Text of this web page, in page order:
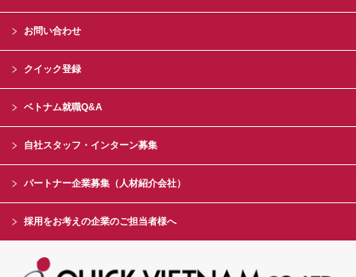
お問い合わせ
クイック登録
ベトナム就職Q&A
自社スタッフ・インターン募集
パートナー企業募集（人材紹介会社）
採用をお考えの企業のご担当者様へ